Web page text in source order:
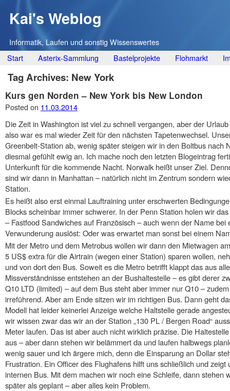
Kai's Weblog
Informatik, Laufen und sonstig Wissenswertes
Main menu
Skip
to
content
Start Asterix-Sammlung Bastelprojekte Flohmarkt
Tag Archives: New York
Kurs gen Norden – New York bis New London
Posted on 11.03.2014
Die Zeit in Washington ist viel zu schnell vergangen, aber der
also war es mal wieder Zeit für den nächsten Tapetenwechsel.
Greenbelt-Station ab, wenig später steigen wir in den Boltbus nach
diesmal gefühlt ewig an. Ich mache noch den letzten Blogeintrag
Unterkunft für die kommende Nacht. Norwalk heißt unser Ziel.
sind wir dann in Manhattan – natürlich nicht im Zentrum sondern
Station.
Es heißt also erst einmal Lauftraining unter erschwerten
Blocks scheinbar immer schwerer. In der Penn Station holen wir
– Fastfood Sandwiches auf Französisch – auch wenn der Name
Verwunderung auslöst: Oder was erwartet man sonst bei einem
Mit der Metro und dem Metrobus wollen wir dann den Mietwagen
5 US$ extra für die Airtrain (wegen einer Station) sparen wollen,
und von dort den Bus. Soweit es die Metro betrifft klappt das aus
Missverständnisse entstehen an der Bushaltestelle – es gibt derer
Q10 LTD (limited) – auf dem Bus steht aber immer nur Q10 –
irreführend. Aber am Ende sitzen wir im richtigen Bus. Dann geht
Modell hat leider keinerlei Anzeige welche Haltstelle gerade
wir wissen zwar das wir an der Station „130 PL / Bergen Road“
Meter laufen. Das ist aber auch nicht wirklich präzise. Die
aus – aber dann stehen wir belämmert da und laufen halbwegs
wenig sauer und ich ärgere mich, denn die Einsparung an Dollar
Frustration. Ein Officer des Flughafens hilft uns schließlich und
internen Bus. Mit dem machen wir noch eine Schleife, dann stehen
später als geplant – aber alles kein Problem.